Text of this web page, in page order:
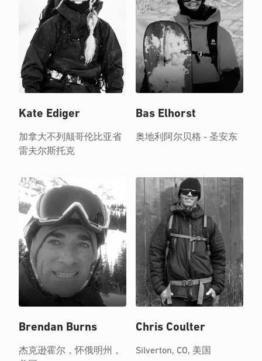
Kate Ediger
加拿大不列颠哥伦比亚省
雷夫尔斯托克
Bas Elhorst
奥地利阿尔贝格 - 圣安东
Brendan Burns
杰克逊霍尔，怀俄明州，
Chris Coulter
Silverton, CO, 美国